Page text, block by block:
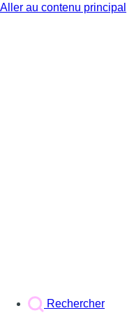
Aller au contenu principal
Rechercher